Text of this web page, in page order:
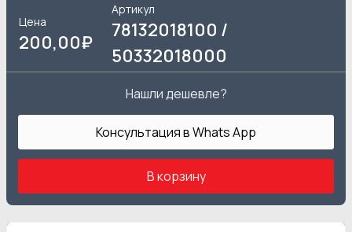
Цена
200,00₽
Артикул
78132018100 /
50332018000
Нашли дешевле?
Консультация в Whats App
В корзину